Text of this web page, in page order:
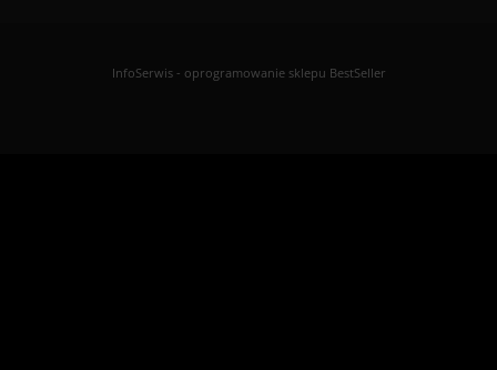
InfoSerwis- oprogramowanie sklepu BestSeller